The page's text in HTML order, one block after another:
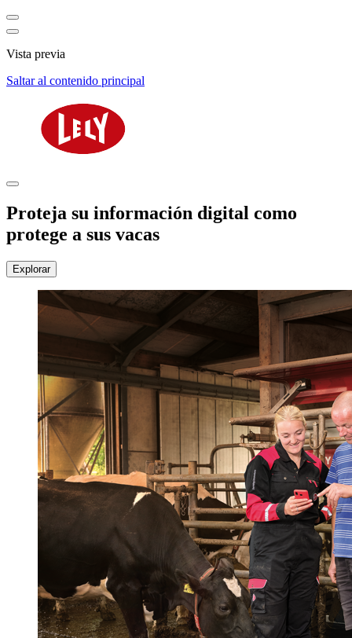
Vista previa
Saltar al contenido principal
Proteja su información digital como
protege a sus vacas
Explorar